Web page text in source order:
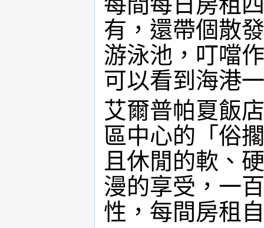
有，還帶個散
游泳池，叮噹
可以看到海港
艾爾普帕夏飯
區中心的「俗
且休閒的軟、
漫的享受，一
性，每間房租